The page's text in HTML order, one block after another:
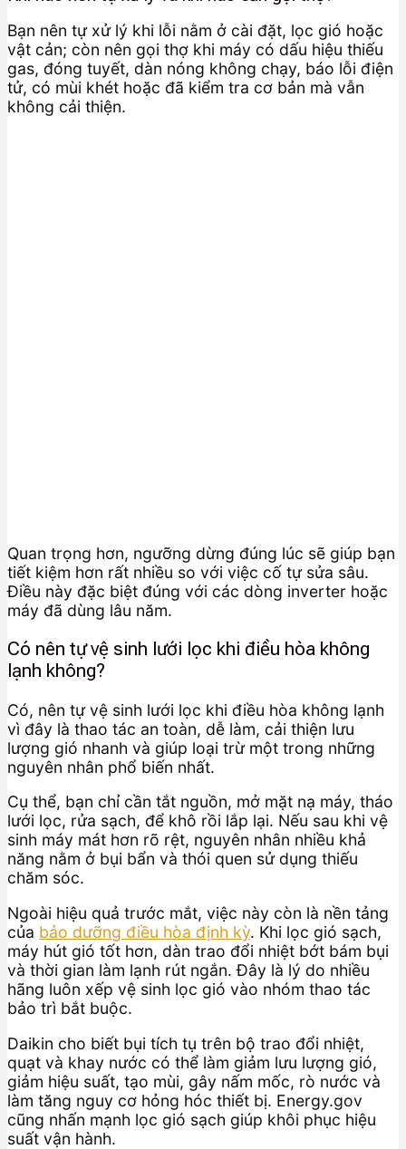
Bạn nên tự xử lý khi lỗi nằm ở cài đặt, lọc gió hoặc
vật cản; còn nên gọi thợ khi máy có dấu hiệu thiếu
gas, đóng tuyết, dàn nóng không chạy, báo lỗi điện
tử, có mùi khét hoặc đã kiểm tra cơ bản mà vẫn
không cải thiện.
Quan trọng hơn, ngưỡng dừng đúng lúc sẽ giúp bạn
tiết kiệm hơn rất nhiều so với việc cố tự sửa sâu.
Điều này đặc biệt đúng với các dòng inverter hoặc
máy đã dùng lâu năm.
Có nên tự vệ sinh lưới lọc khi điều hòa không
lạnh không?
Có, nên tự vệ sinh lưới lọc khi điều hòa không lạnh
vì đây là thao tác an toàn, dễ làm, cải thiện lưu
lượng gió nhanh và giúp loại trừ một trong những
nguyên nhân phổ biến nhất.
Cụ thể, bạn chỉ cần tắt nguồn, mở mặt nạ máy, tháo
lưới lọc, rửa sạch, để khô rồi lắp lại. Nếu sau khi vệ
sinh máy mát hơn rõ rệt, nguyên nhân nhiều khả
năng nằm ở bụi bẩn và thói quen sử dụng thiếu
chăm sóc.
Ngoài hiệu quả trước mắt, việc này còn là nền tảng
của bảo dưỡng điều hòa định kỳ. Khi lọc gió sạch,
máy hút gió tốt hơn, dàn trao đổi nhiệt bớt bám bụi
và thời gian làm lạnh rút ngắn. Đây là lý do nhiều
hãng luôn xếp vệ sinh lọc gió vào nhóm thao tác
bảo trì bắt buộc.
Daikin cho biết bụi tích tụ trên bộ trao đổi nhiệt,
quạt và khay nước có thể làm giảm lưu lượng gió,
giảm hiệu suất, tạo mùi, gây nấm mốc, rò nước và
làm tăng nguy cơ hỏng hóc thiết bị. Energy.gov
cũng nhấn mạnh lọc gió sạch giúp khôi phục hiệu
suất vận hành.